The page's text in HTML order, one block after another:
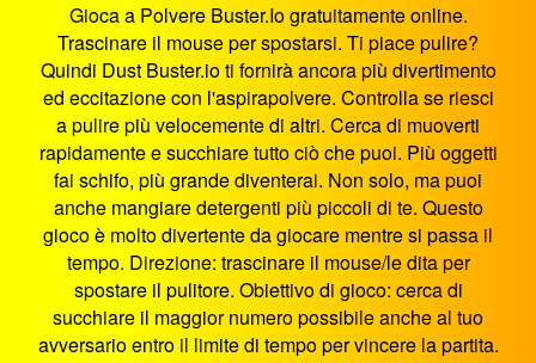
Gioca a Polvere Buster.Io gratuitamente online.
Trascinare il mouse per spostarsi. Ti piace pulire?
Quindi Dust Buster.io ti fornirà ancora più divertimento
ed eccitazione con l'aspirapolvere. Controlla se riesci
a pulire più velocemente di altri. Cerca di muoverti
rapidamente e succhiare tutto ciò che puoi. Più oggetti
fai schifo, più grande diventerai. Non solo, ma puoi
anche mangiare detergenti più piccoli di te. Questo
gioco è molto divertente da giocare mentre si passa il
tempo. Direzione: trascinare il mouse/le dita per
spostare il pulitore. Obiettivo di gioco: cerca di
succhiare il maggior numero possibile anche al tuo
avversario entro il limite di tempo per vincere la partita.